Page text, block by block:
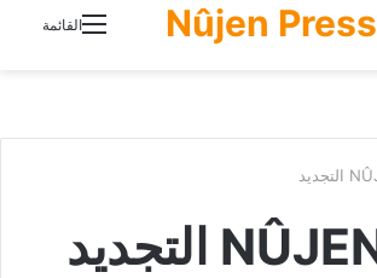
Nûjen Press القائمة